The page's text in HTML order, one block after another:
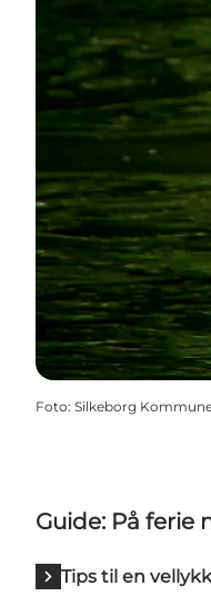
Foto: Silkeborg
Guide: På ferie
Tips til en